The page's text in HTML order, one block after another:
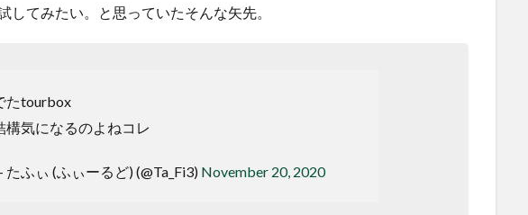
してみたい。と思っていたそんな矢先。
たtourbox
構気になるのよねコレ
たふぃ (ふぃーるど) (@Ta_Fi3) November 20, 2020